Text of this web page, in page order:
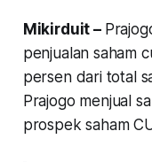
Mikirduit –
penjualan saham
persen dari total
Prajogo menjual
prospek saham